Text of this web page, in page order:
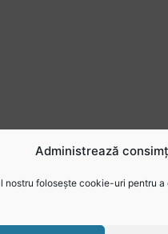
Administrează
nostru folosește cookie-uri pentru a